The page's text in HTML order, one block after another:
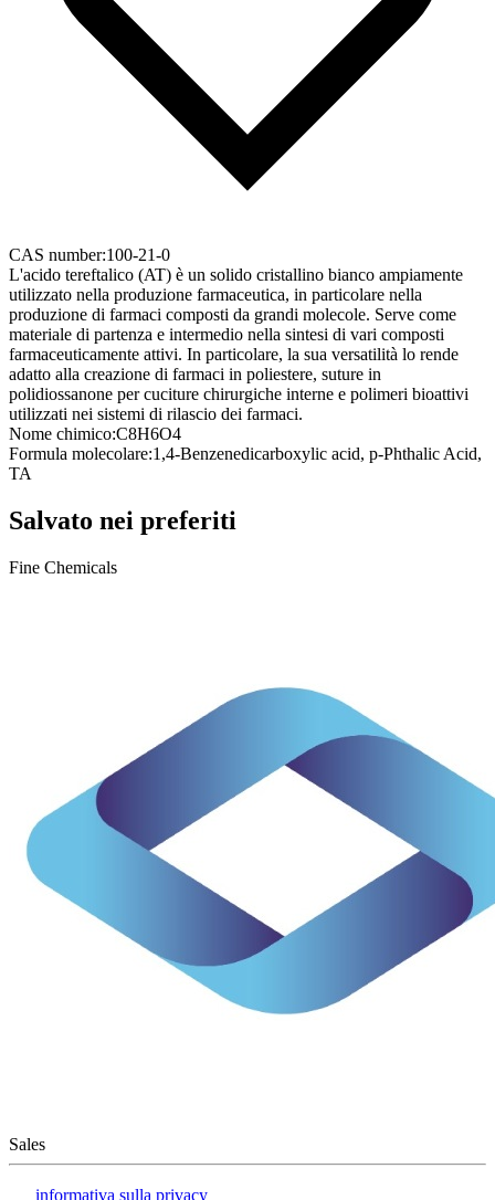
CAS number:100-21-0
L'acido tereftalico (AT) è un solido cristallino bianco ampiamente
utilizzato nella produzione farmaceutica, in particolare nella
produzione di farmaci composti da grandi molecole. Serve come
materiale di partenza e intermedio nella sintesi di vari composti
farmaceuticamente attivi. In particolare, la sua versatilità lo rende
adatto alla creazione di farmaci in poliestere, suture in
polidiossanone per cuciture chirurgiche interne e polimeri bioattivi
utilizzati nei sistemi di rilascio dei farmaci.
Nome chimico:C8H6O4
Formula molecolare:1,4-Benzenedicarboxylic acid, p-Phthalic Acid,
TA
Salvato nei preferiti
Fine Chemicals
Sales
informativa sulla privacy